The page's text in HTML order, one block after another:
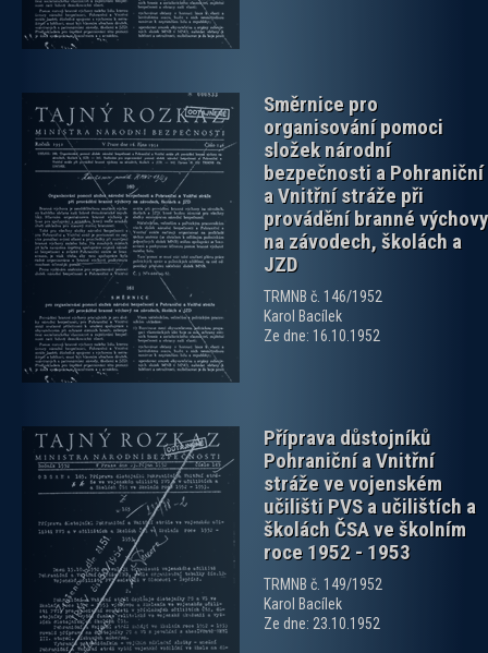
Směrnice pro
organisování pomoci
složek národní
bezpečnosti a Pohraniční
a Vnitřní stráže při
provádění branné výchovy
na závodech, školách a
JZD
TRMNB č. 146/1952
Karol Bacílek
Ze dne: 16.10.1952
Příprava důstojníků
Pohraniční a Vnitřní
stráže ve vojenském
učilišti PVS a učilištích a
školách ČSA ve školním
roce 1952 - 1953
TRMNB č. 149/1952
Karol Bacílek
Ze dne: 23.10.1952
zobrazit PDF dokument
zobrazit PDF dokument